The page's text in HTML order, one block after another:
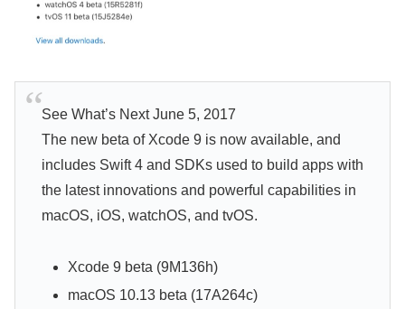
See What’s Next June 5, 2017
The new beta of Xcode 9 is now available, and
includes Swift 4 and SDKs used to build apps with
the latest innovations and powerful capabilities in
macOS, iOS, watchOS, and tvOS.
Xcode 9 beta (9M136h)
macOS 10.13 beta (17A264c)